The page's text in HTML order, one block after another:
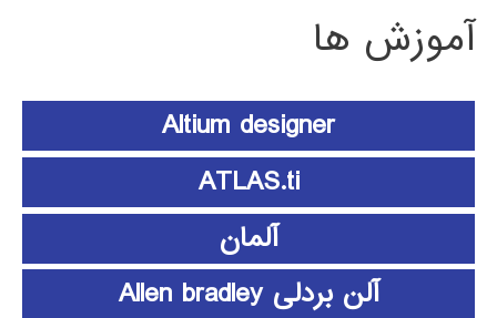
آموزش ها
Altium designer
ATLAS.ti
آلمان
آلن بردلی Allen bradley